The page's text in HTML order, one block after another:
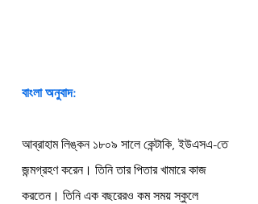
বাংলা অনুবাদ:
আব্রাহাম লিঙ্কন ১৮০৯ সালে কেন্টাকি, ইউএসএ-তে
জন্মগ্রহণ করেন। তিনি তার পিতার খামারে কাজ
করতেন। তিনি এক বছরেরও কম সময় স্কুলে